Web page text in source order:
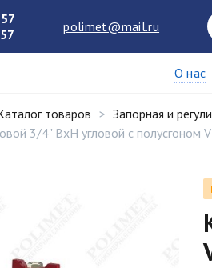
polimet@mail.ru
О нас
товаров Запорная и
3/4" ВхН угловой с полусгоном